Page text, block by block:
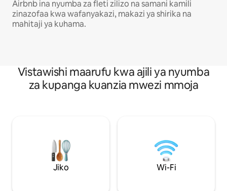
Airbnb ina nyumba za fleti zilizo na samani kamili
zinazofaa kwa wafanyakazi, makazi ya shirika na
mahitaji ya kuhama.
Vistawishi maarufu kwa ajili ya nyumba
za kupanga kuanzia mwezi mmoja
Jiko Wi-Fi